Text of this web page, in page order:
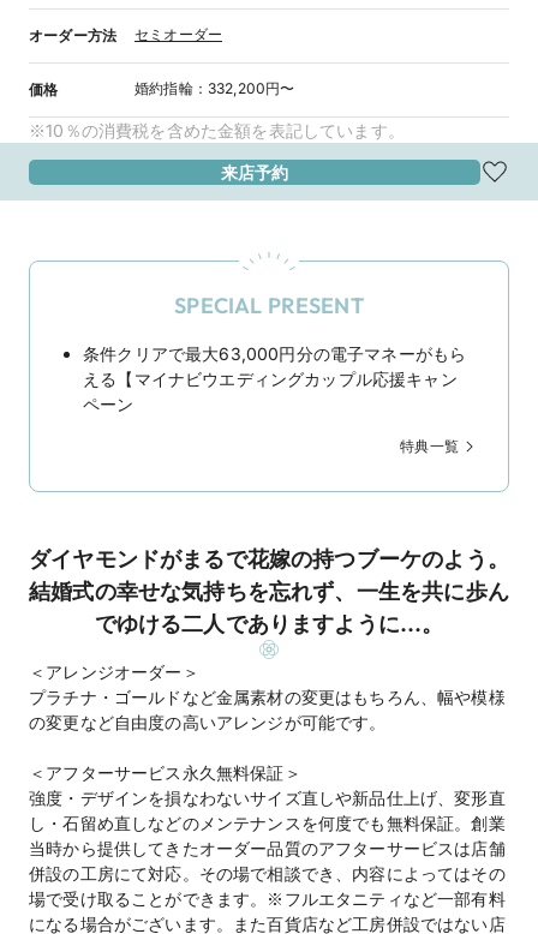
オーダー方法 セミオーダー
価格 婚約指輪： 332,200円〜
※10％の消費税を含めた金額を表記しています。
来店予約
SPECIAL PRESENT
条件クリアで最大63,000円分の電子マネーがもら
える【マイナビウエディングカップル応援キャン
ペーン
特典一覧
ダイヤモンドがまるで花嫁の持つブーケのよう。
結婚式の幸せな気持ちを忘れず、一生を共に歩ん
でゆける二人でありますように…。
＜アレンジオーダー＞
プラチナ・ゴールドなど金属素材の変更はもちろん、幅や模様
の変更など自由度の高いアレンジが可能です。
＜アフターサービス永久無料保証＞
強度・デザインを損なわないサイズ直しや新品仕上げ、変形直
し・石留め直しなどのメンテナンスを何度でも無料保証。創業
当時から提供してきたオーダー品質のアフターサービスは店舗
併設の工房にて対応。その場で相談でき、内容によってはその
場で受け取ることができます。※フルエタニティなど一部有料
になる場合がございます。また百貨店など工房併設ではない店